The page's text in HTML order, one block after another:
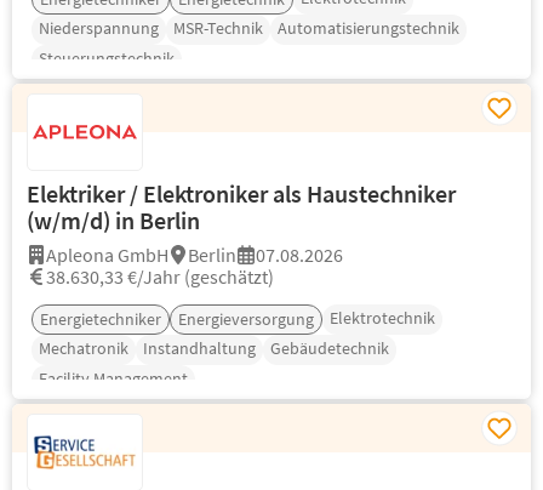
Niederspannung
MSR-Technik
Automatisierungstechnik
Steuerungstechnik
Elektriker / Elektroniker als Haustechniker
(w/m/d) in Berlin
Apleona GmbH Berlin
07.08.2026
38.630,33 €/Jahr (geschätzt)
Energietechniker Energieversorgung
Elektrotechnik
Mechatronik
Instandhaltung
Gebäudetechnik
Facility Management